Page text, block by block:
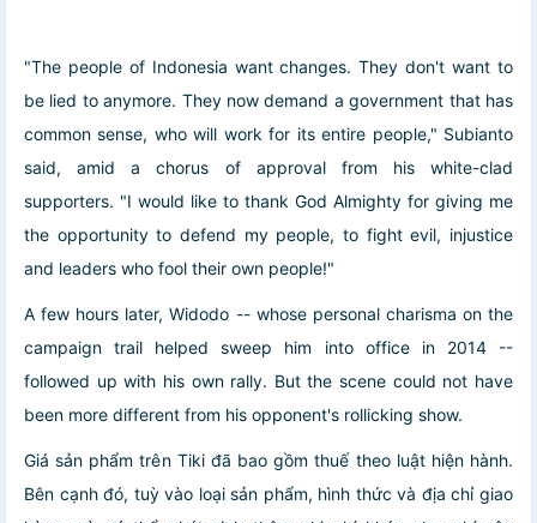
"The people of Indonesia want changes. They don't want to
be lied to anymore. They now demand a government that has
common sense, who will work for its entire people," Subianto
said, amid a chorus of approval from his white-clad
supporters. "I would like to thank God Almighty for giving me
the opportunity to defend my people, to fight evil, injustice
and leaders who fool their own people!"
A few hours later, Widodo -- whose personal charisma on the
campaign trail helped sweep him into office in 2014 --
followed up with his own rally. But the scene could not have
been more different from his opponent's rollicking show.
Giá sản phẩm trên Tiki đã bao gồm thuế theo luật hiện hành.
Bên cạnh đó, tuỳ vào loại sản phẩm, hình thức và địa chỉ giao